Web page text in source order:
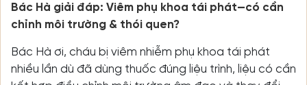
Bác Hà giải đáp: Viêm phụ khoa tái phát—có cần
chỉnh môi trường & thói quen?
Bác Hà ơi, cháu bị viêm nhiễm phụ khoa tái phát
nhiều lần dù đã dùng thuốc đúng liệu trình, liệu có cần